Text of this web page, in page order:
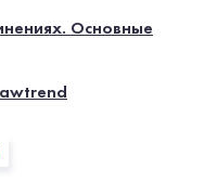
Основные